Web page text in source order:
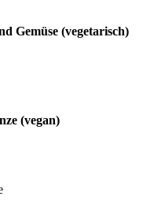
Gemüse (vegetarisch)
(vegan)